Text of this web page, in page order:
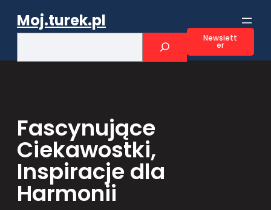
Moj.turek.pl
h
Newslett
er
Fascynujące
Ciekawostki,
Inspiracje dla
Harmonii